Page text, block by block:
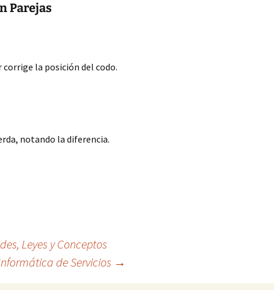
Parejas
la posición del codo.
notando la diferencia.
Leyes y Conceptos
de Servicios →